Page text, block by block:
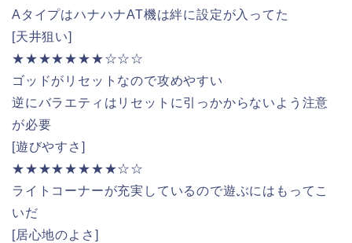
AタイプはハナハナAT機は絆に設定が入ってた
[天井狙い]
★★★★★★★☆☆☆
ゴッドがリセットなので攻めやすい
逆にバラエティはリセットに引っかからないよう注意
が必要
[遊びやすさ]
★★★★★★★★☆☆
ライトコーナーが充実しているので遊ぶにはもってこ
いだ
[居心地のよさ]